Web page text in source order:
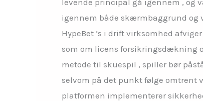
levende principal gå igennem , og
igennem både skærmbaggrund og
HypeBet ‘s i drift virksomhed
som om licens forsikringsdækning
metode til skuespil , spiller bør
selvom på det punkt følge omtrent
platformen implementerer